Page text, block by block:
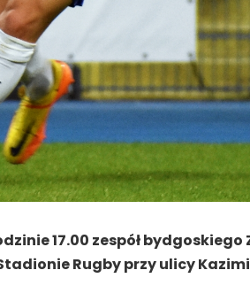
17.00 zespół
Rugby przy ulicy